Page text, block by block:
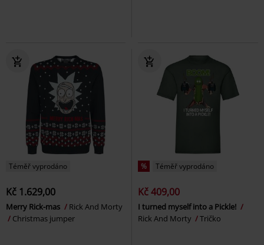
Téměř vyprodáno
Kč 1.629,00
Merry Rick-mas
Rick And Morty
Christmas jumper
% Téměř vyprodáno
Kč 409,00
I turned myself into a Pickle!
Rick And Morty
Tričko